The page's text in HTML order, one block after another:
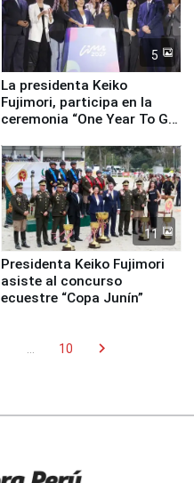
5
La presidenta Keiko
Fujimori, participa en la
ceremonia “One Year To Go
11
Presidenta Keiko Fujimori
asiste al concurso
ecuestre “Copa Junín”
10 chevron_right